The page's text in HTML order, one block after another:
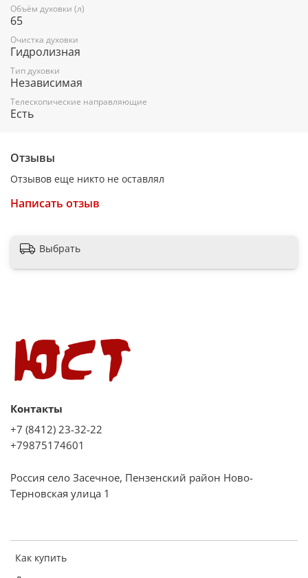
2.8 кВт
Размеры (ВхШхГ)
59.5 х 59.5 x 57.5 см
Максимальная температура
Режимы
большой гриль, верхний нагрев + нижний нагрев, гриль +
Гриль
Мощность гриля
Объём духовки (л)
65
Очистка духовки
Гидролизная
Тип духовки
Независимая
Телескопические направляющие
Есть
Отзывы
Отзывов еще никто не оставлял
Написать отзыв
Выбрать
Как купить
Контакты
+7 (8412) 23-32-22
+79875174601
Россия село Засечное, Пензенский район Ново-
Терновская улица 1